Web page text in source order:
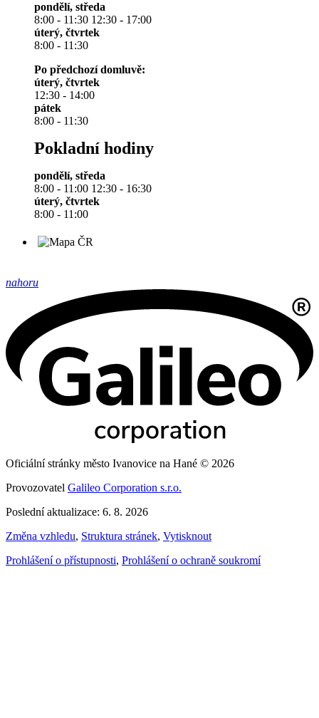
pondělí, středa
8:00 - 11:30 12:30 - 17:00
úterý, čtvrtek
8:00 - 11:30
Po předchozí domluvě:
úterý, čtvrtek
12:30 - 14:00
pátek
8:00 - 11:30
Pokladní hodiny
pondělí, středa
8:00 - 11:00 12:30 - 16:30
úterý, čtvrtek
8:00 - 11:00
nahoru
Oficiální stránky město Ivanovice na Hané © 2026
Provozovatel Galileo Corporation s.r.o.
Poslední aktualizace: 6. 8. 2026
Změna vzhledu, Struktura stránek, Vytisknout
Prohlášení o přístupnosti, Prohlášení o ochraně soukromí